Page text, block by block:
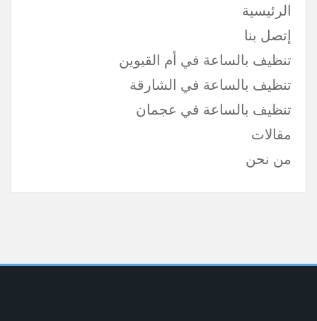
الرئيسية
إتصل بنا
تنظيف بالساعة في أم القيوين
تنظيف بالساعة في الشارقة
تنظيف بالساعة في عجمان
مقالات
من نحن